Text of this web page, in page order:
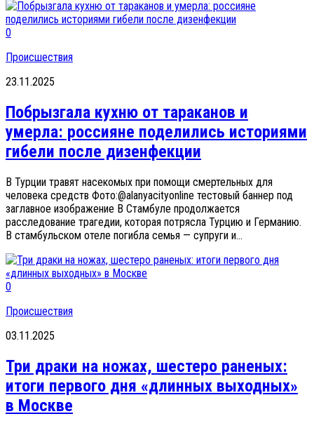
0
Происшествия
23.11.2025
Побрызгала кухню от тараканов и
умерла: россияне поделились историями
гибели после дизенфекции
В Турции травят насекомых при помощи смертельных для
человека средств Фото:@alanyacityonline тестовый баннер под
заглавное изображение В Стамбуле продолжается
расследование трагедии, которая потрясла Турцию и Германию.
В стамбульском отеле погибла семья — супруги и...
0
Происшествия
03.11.2025
Три драки на ножах, шестеро раненых:
итоги первого дня «длинных выходных»
в Москве